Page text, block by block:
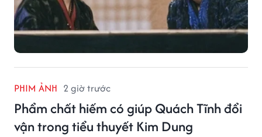
PHIM ẢNH 2 giờ trước
Phẩm chất hiếm có giúp Quách Tĩnh đổi
vận trong tiểu thuyết Kim Dung